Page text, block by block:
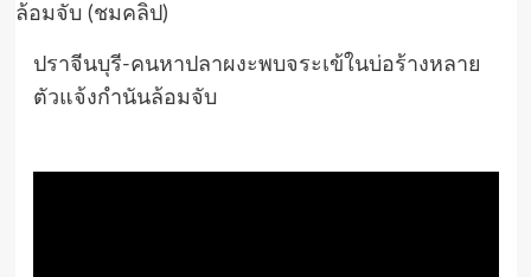
ปราจีนบุรี-คนหาปลาผงะพบจระเข้ในบ่อร้างหลาย
ตัวแจ้งกำนันล้อมจับ